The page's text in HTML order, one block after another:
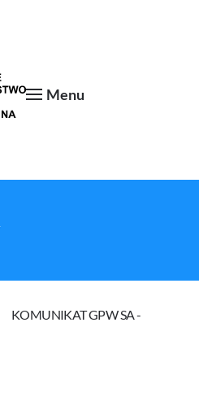
Menu
KOMUNIKAT GPW SA -